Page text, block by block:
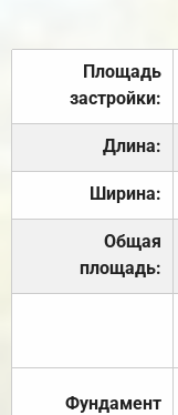
Площадь
застройки:
Длина:
Ширина:
Общая
площадь:
Фундамент